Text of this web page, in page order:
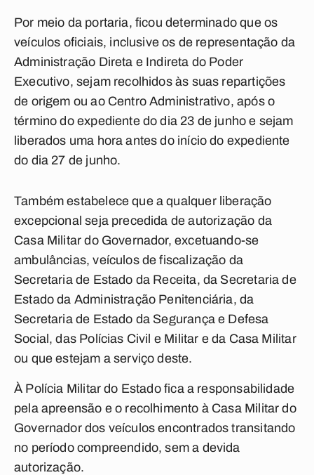
Por meio da portaria, ficou determinado que os
veículos oficiais, inclusive os de representação da
Administração Direta e Indireta do Poder
Executivo, sejam recolhidos às suas repartições
de origem ou ao Centro Administrativo, após o
término do expediente do dia 23 de junho e sejam
liberados uma hora antes do início do expediente
do dia 27 de junho.
Também estabelece que a qualquer liberação
excepcional seja precedida de autorização da
Casa Militar do Governador, excetuando-se
ambulâncias, veículos de fiscalização da
Secretaria de Estado da Receita, da Secretaria de
Estado da Administração Penitenciária, da
Secretaria de Estado da Segurança e Defesa
Social, das Polícias Civil e Militar e da Casa Militar
ou que estejam a serviço deste.
À Polícia Militar do Estado fica a responsabilidade
pela apreensão e o recolhimento à Casa Militar do
Governador dos veículos encontrados transitando
no período compreendido, sem a devida
autorização.